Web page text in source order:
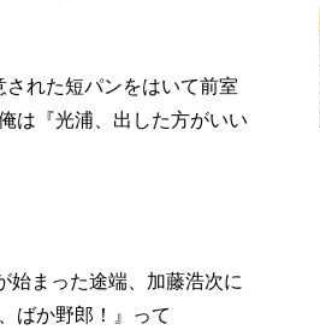
れた短パンをはいて前室
は『光浦、出した方がいい
始まった途端、加藤浩次に
ばか野郎！』って